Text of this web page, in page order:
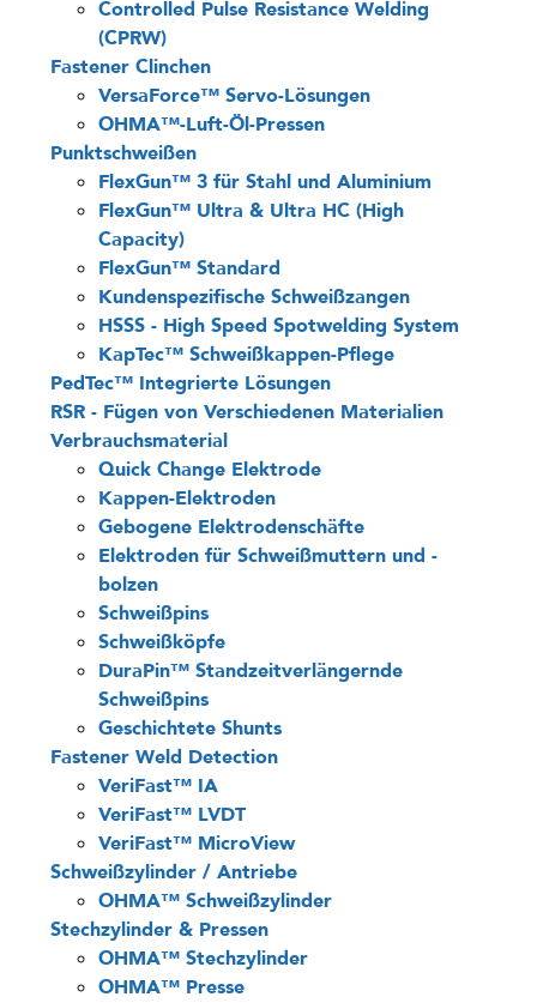
Controlled Pulse Resistance Welding
(CPRW)
Fastener Clinchen
VersaForce™ Servo-Lösungen
OHMA™-Luft-Öl-Pressen
Punktschweißen
FlexGun™ 3 für Stahl und Aluminium
FlexGun™ Ultra & Ultra HC (High
Capacity)
FlexGun™ Standard
Kundenspezifische Schweißzangen
HSSS - High Speed Spotwelding System
KapTec™ Schweißkappen-Pflege
PedTec™ Integrierte Lösungen
RSR - Fügen von Verschiedenen Materialien
Verbrauchsmaterial
Quick Change Elektrode
Kappen-Elektroden
Gebogene Elektrodenschäfte
Elektroden für Schweißmuttern und -
bolzen
Schweißpins
Schweißköpfe
DuraPin™ Standzeitverlängernde
Schweißpins
Geschichtete Shunts
Fastener Weld Detection
VeriFast™ IA
VeriFast™ LVDT
VeriFast™ MicroView
Schweißzylinder / Antriebe
OHMA™ Schweißzylinder
Stechzylinder & Pressen
OHMA™ Stechzylinder
OHMA™ Presse